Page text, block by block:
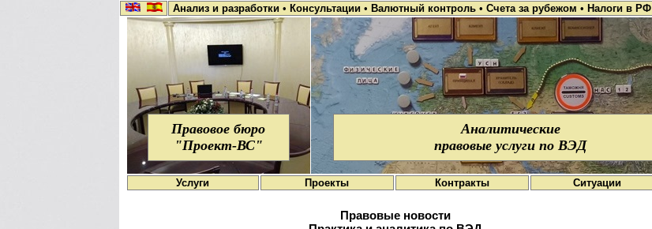
Анализ и разработки • Консультации • Валютный контроль • Счета за рубежом • Налоги в РФ
Правовое бюро
"Проект-ВС"
Аналитические
правовые услуги по ВЭД
Услуги Проекты Контракты Ситуации
Правовые новости